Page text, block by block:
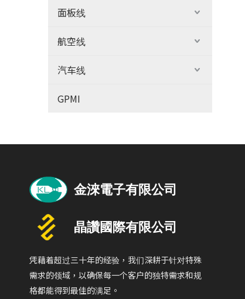
面板线
航空线
汽车线
GPMI
凭藉着超过三十年的经验，我们深耕于针对特殊
需求的领域，以确保每一个客户的独特需求和规
格都能得到最佳的满足。